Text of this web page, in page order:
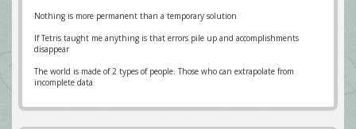
Nothing is more permanent than a temporary solution
If Tetris taught me anything is that errors pile up and accomplishments
disappear
The world is made of 2 types of people. Those who can extrapolate from
incomplete data